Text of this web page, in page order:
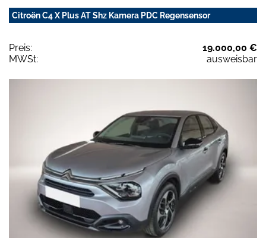
Citroën C4 X Plus AT Shz Kamera PDC Regensensor
Preis:
19.000,00 €
MWSt:
ausweisbar